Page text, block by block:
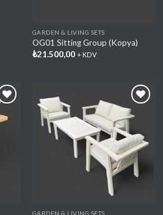
GARDEN & LIVING SETS
OG01 Sitting Group (Kopya)
₺21.500,00 + KDV
Add My
Favorite
GARDEN & LIVING SETS